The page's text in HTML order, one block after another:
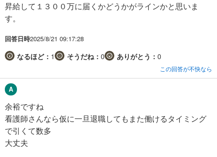
昇給して１３００万に届くかどうかがラインかと思いま
す。
回答日時2025/8/21 09:17:28
なるほど： 1 そうだね： 0 ありがとう： 0
この回答が不快なら
余裕ですね
看護師さんなら仮に一旦退職してもまた働けるタイミング
で引くて数多
大丈夫